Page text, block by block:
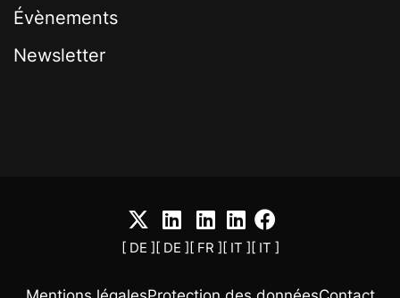
Évènements
Newsletter
[ DE ][ DE ][ FR ][ IT ][ IT ]